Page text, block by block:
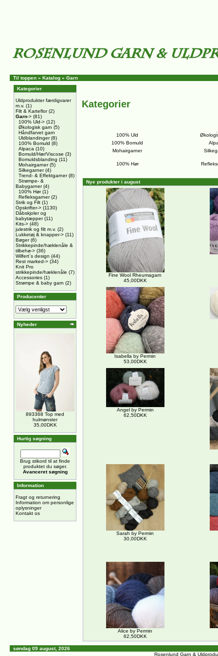
Til toppen » Katalog » Garn
Kategorier
Uldprodukter færdigvarer
m.v. (1)
Filt & Karteflor(2)
Garn-> (81)
100% Uld-> (12)
Økologisk garn (5)
Håndfarvet garn
Uldblandinger(8)
100% Bomuld (8)
Alpaca (10)
Bomuld/Hør/Viscose (3)
Bomuldsblanding (11)
Mohairgarner(5)
Silkegarner(4)
Trend- & Effektgarner(8)
Strømpe- &
Babygarner(4)
100% Hør(1)
Refleksgarner(2)
Strik og Filt (1)
Opskrifter-> (1130)
Dåbskjoler og
babytæpper(11)
Kits-> (48)
julestrik og filt m.v. (2)
Lukketøj & knapper-> (11)
Bøger(6)
Strikkepinde/hæklenåle &
tilbehø-> (36)
Wilfert´s design (44)
Rest marked-> (34)
Knit Pro
strikkepinde/hæklenåle (7)
Accessories (1)
Strømpe & baby garn (2)
Producenter
Nyheder
893368 Top med
hulmønster
35,00DKK
Hurtig søgning
Brug stikord til at finde
produktet du søger.
Avanceret søgning
Information
Fragt og returnering
Information om personlige
oplysninger
Kontakt os
Kategorier
100% Uld
100% Bomuld
Mohairgarner
100% Hør
Nye produkter i august
Fine Wool Rheumagarn
45,00DKK
Isabella by Permin
53,00DKK
Angel by Permin
62,50DKK
Sarah by Permin
30,00DKK
Alice by Permin
62,50DKK
søndag 09 august, 2026
Rosenlund Garn &